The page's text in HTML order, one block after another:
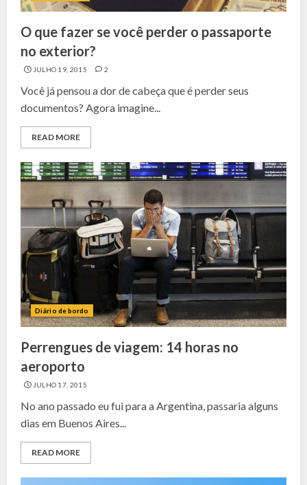
O que fazer se você perder o passaporte
no exterior?
JULHO 19, 2015 2
Você já pensou a dor de cabeça que é perder seus
documentos? Agora imagine...
READ MORE
Diário de bordo
Perrengues de viagem: 14 horas no
aeroporto
JULHO 17, 2015
No ano passado eu fui para a Argentina, passaria alguns
dias em Buenos Aires...
READ MORE